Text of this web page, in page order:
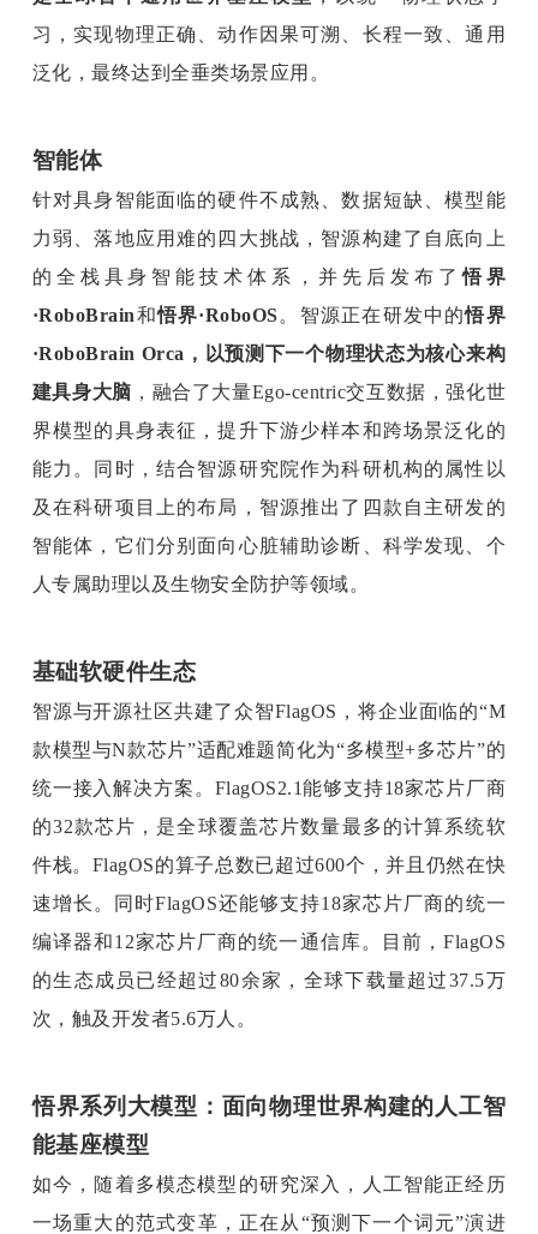
习，实现物理正确、动作因果可溯、长程一致、通用
泛化，最终达到全垂类场景应用。
智能体
针对具身智能面临的硬件不成熟、数据短缺、模型能
力弱、落地应用难的四 大挑战，智源构建了自底向上
的全栈具身智能技术体系，并先后发布了悟界
·RoboBrain和悟界·RoboOS。智源正在研发中的悟界
·RoboBrain Orca，以预测下一个物理状态为核心来构
建具身大脑 ，融合了大量Ego-centric交互数据，强化世
界模型的具身表征，提升下游少样本和跨场景泛化的
能力。同时，结合智源研究院作为科研机构的属性以
及在科研项目上的布局，智源推出了四款自主研发的
智能体，它们分别面向心脏辅助诊断、科学发现、个
人专属助理以及生物安全防护等领域。
基础软硬件生态
智源与开源社区共建了众智FlagOS，将企业面临的“M
款模型与N款芯片”适配难题简化为“多模型+多芯片”的
统一接入解决方案。FlagOS2.1能够支持18家芯片厂商
的32款芯片，是全球覆盖芯片数量最多的计算系统软
件栈。FlagOS的算子总数已超过600个，并且仍然在快
速增长。同时FlagOS还能够支持18家芯片厂商的统一
编译器和12家芯片厂商的统一通信库。目前，FlagOS
的生态成员已经超过80余家，全球下载量超过37.5万
次，触及开发者5.6万人。
悟界系列大模型：面向物理世界构建的人工智
能基座模型
如今，随着多模态模型的研究深入，人工智能正经历
一场重大的范式变革，正在从“预测下一个词元”演进